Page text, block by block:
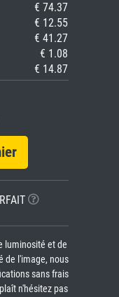
€ 74.37
€ 12.55
€ 41.27
€ 1.08
€ 14.87
luminosité et de
de l'image, nous
sans frais
n'hésitez pas